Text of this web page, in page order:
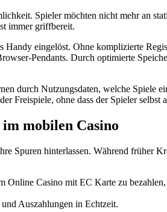
Spieler möchten nicht mehr an
immer griffbereit.
eingelöst. Ohne komplizierte
Pendants. Durch optimierte
durch Nutzungsdaten, welche Spiele
Freispiele, ohne dass der Spieler selbst
mobilen Casino
Spuren hinterlassen. Während früher
Casino mit EC Karte zu
Auszahlungen in Echtzeit.